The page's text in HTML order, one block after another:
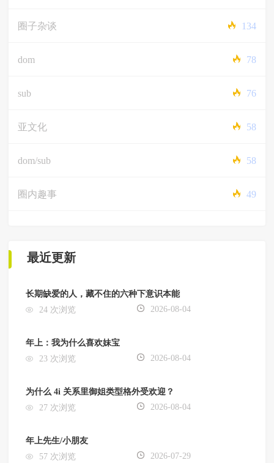
圈子杂谈 134
dom 78
sub 76
亚文化 58
dom/sub 58
圈内趣事 49
最近更新
长期缺爱的人，藏不住的六种下意识本能
24 次浏览
2026-08-04
年上：我为什么喜欢妹宝
23 次浏览
2026-08-04
为什么 4i 关系里御姐类型格外受欢迎？
27 次浏览
2026-08-04
年上先生/小朋友
57 次浏览
2026-07-29